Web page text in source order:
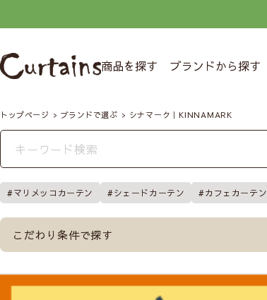
商品を探す ブランドから探す
トップページ ブランドで選ぶ シナマーク｜KINNAMARK
マリメッコカーテン シェードカーテン カフェカーテン
こだわり条件で探す